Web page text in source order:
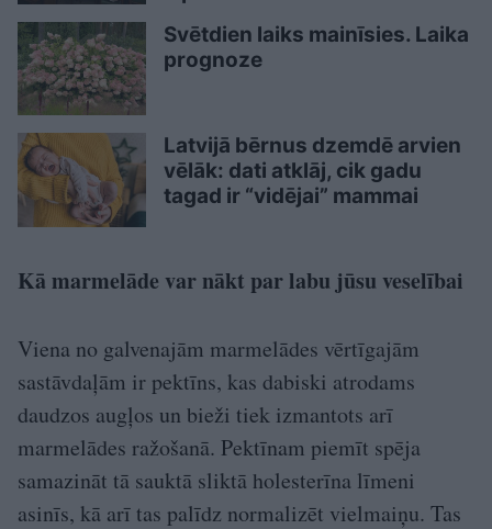
Svētdien laiks mainīsies. Laika
prognoze
Latvijā bērnus dzemdē arvien
vēlāk: dati atklāj, cik gadu
tagad ir “vidējai” mammai
Kā marmelāde var nākt par labu jūsu veselībai
Viena no galvenajām marmelādes vērtīgajām
sastāvdaļām ir pektīns, kas dabiski atrodams
daudzos augļos un bieži tiek izmantots arī
marmelādes ražošanā. Pektīnam piemīt spēja
samazināt tā sauktā sliktā holesterīna līmeni
asinīs, kā arī tas palīdz normalizēt vielmaiņu. Tas